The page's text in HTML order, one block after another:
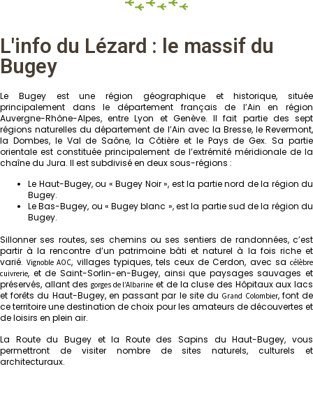
L'info du Lézard : le massif du
Bugey
Le Bugey est une région géographique et historique, située
principalement dans le département français de l’Ain en région
Auvergne-Rhône-Alpes, entre Lyon et Genève. Il fait partie des sept
régions naturelles du département de l’Ain avec la Bresse, le Revermont,
la Dombes, le Val de Saône, la Côtière et le Pays de Gex. Sa partie
orientale est constituée principalement de l’extrémité méridionale de la
chaîne du Jura. Il est subdivisé en deux sous-régions :
Le Haut-Bugey, ou « Bugey Noir », est la partie nord de la région du
Bugey.
Le Bas-Bugey, ou « Bugey blanc », est la partie sud de la région du
Bugey.
Sillonner ses routes, ses chemins ou ses sentiers de randonnées, c’est
partir à la rencontre d’un patrimoine bâti et naturel à la fois riche et
varié.Vignoble AOC, villages typiques, tels ceux de Cerdon, avec sacélèbre
cuivrerie, et de Saint-Sorlin-en-Bugey, ainsi que paysages sauvages et
préservés, allant desgorges de l’Albarine et de la cluse des Hôpitaux aux lacs
et forêts du Haut-Bugey, en passant par le site du Grand Colombier, font de
ce territoire une destination de choix pour les amateurs de découvertes et
de loisirs en plein air.
La Route du Bugey et la Route des Sapins du Haut-Bugey, vous
permettront de visiter nombre de sites naturels, culturels et
architecturaux.